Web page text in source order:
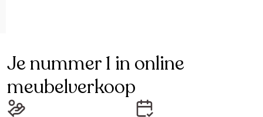
Je nummer 1 in online
meubelverkoop